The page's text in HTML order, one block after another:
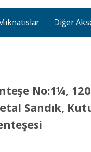
Diğer
No:1¼,
Sandık,